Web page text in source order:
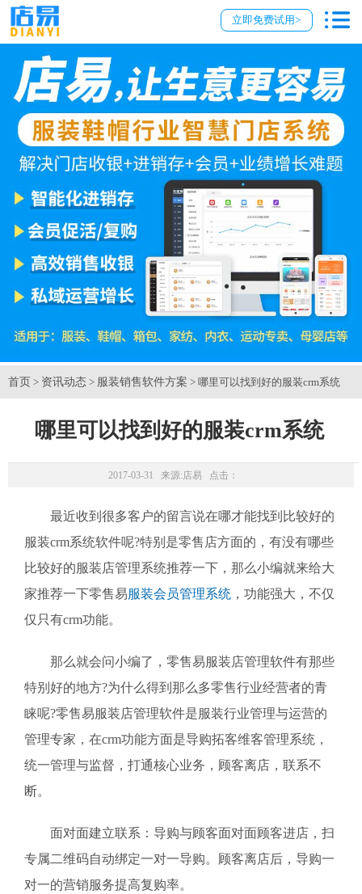
立即免费试用>
首页 > 资讯动态 > 服装销售软件方案 > 哪里可以找到好的服装crm系统
哪里可以找到好的服装crm系统
2017-03-31 来源:店易 点击：
最近收到很多客户的留言说在哪才能找到比较好的
服装crm系统软件呢?特别是零售店方面的，有没有哪些
比较好的服装店管理系统推荐一下，那么小编就来给大
家推荐一下零售易服装会员管理系统 ，功能强大，不仅
仅只有crm功能。
那么就会问小编了，零售易服装店管理软件有那些
特别好的地方?为什么得到那么多零售行业经营者的青
睐呢?零售易服装店管理软件是服装行业管理与运营的
管理专家，在crm功能方面是导购拓客维客管理系统，
统一管理与监督，打通核心业务，顾客离店，联系不
断。
面对面建立联系：导购与顾客面对面顾客进店，扫
专属二维码自动绑定一对一导购。顾客离店后，导购一
对一的营销服务提高复购率。